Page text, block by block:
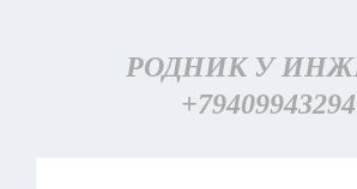
РОДНИК У
+79409943294